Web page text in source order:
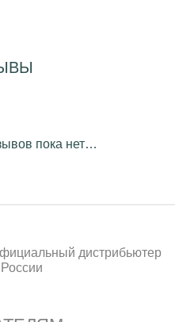
пока нет…
дистрибьютер